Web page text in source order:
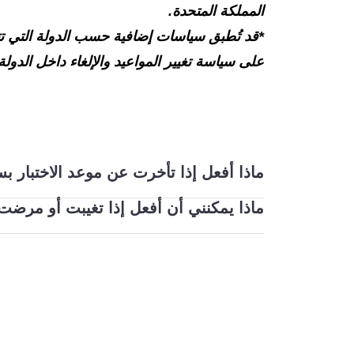
المملكة المتحدة.
*قد تُطبق سياسات إضافية حسب الدولة التي
على سياسة تغيير المواعيد والإلغاء داخل
ماذا أفعل إذا تأخرت عن موعد
إذا واجهتك صعوبة في يوم الاختبار، فيُرجى
ماذا يمكنني أن أفعل إذا تغيبت أو